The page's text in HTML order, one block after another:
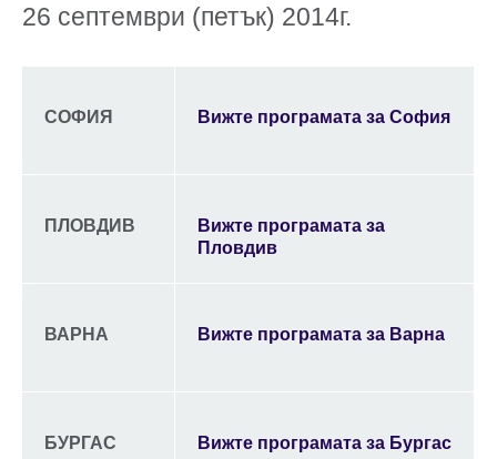
26 септември (петък) 2014г.
СОФИЯ Вижте програмата за София
ПЛОВДИВ
Вижте програмата за
Пловдив
ВАРНА Вижте програмата за Варна
БУРГАС Вижте програмата за Бургас